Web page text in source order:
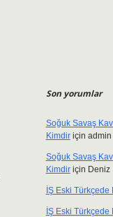
Son yorumlar
Soğuk Savaş
Kimdiriçin admin
Soğuk Savaş
Kimdiriçin Deniz
İŞ Eski Türkçede
İŞ Eski Türkçede